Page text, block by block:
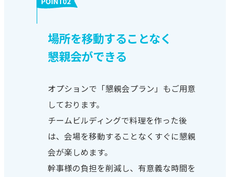
場所を移動することなく
懇親会ができる
オプションで「懇親会プラン」もご用意
しております。
チームビルディングで料理を作った後
は、会場を移動することなくすぐに懇親
会が楽しめます。
幹事様の負担を削減し、有意義な時間を